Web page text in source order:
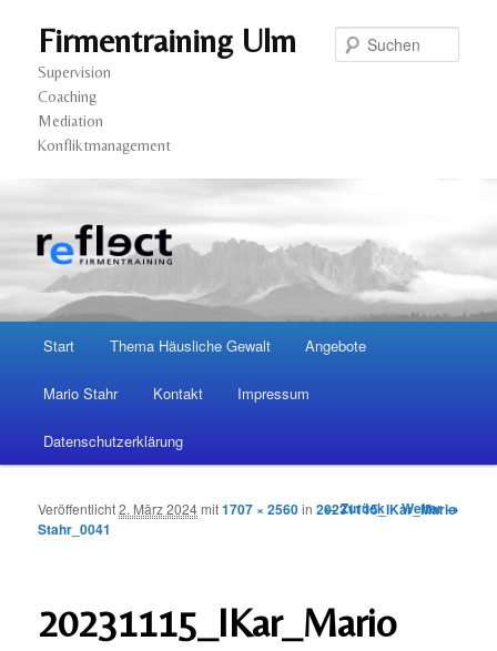
Firmentraining Ulm
Supervision
Coaching
Mediation
Konfliktmanagement
Zum
Inhalt
Zum
sekundären
wechseln
Start Thema Häusliche Gewalt Angebote
Mario Stahr Kontakt Impressum
Datenschutzerklärung
Bilder-
← Zurück Weiter →
20231115_IKar_Mario
Veröffentlicht2. März 2024mit1707 × 2560in20231115_IKar_Mario
Stahr_0041